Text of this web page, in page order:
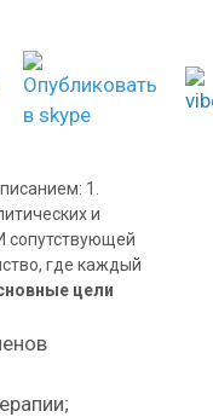
1.
и
сопутствующей
где каждый
цели